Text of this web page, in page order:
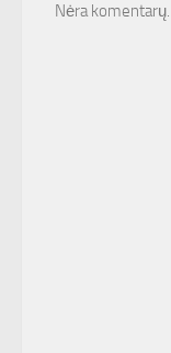
Nėra komentarų.